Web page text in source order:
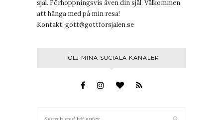
själ. Förhoppningsvis även din själ. Välkommen
att hänga med på min resa!
Kontakt: gott@gottforsjalen.se
FÖLJ MINA SOCIALA KANALER